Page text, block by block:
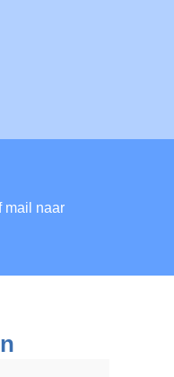
mail naar